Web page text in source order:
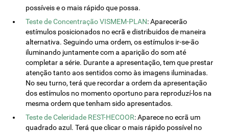
possíveis e o mais rápido que possa.
Teste de Concentração VISMEM-PLAN: Aparecerão
estímulos posicionados no ecrã e distribuidos de maneira
alternativa. Seguindo uma ordem, os estímulos ir-se-ão
iluminando juntamente com a aparição do som até
completar a série. Durante a apresentação, tem que prestar
atenção tanto aos sentidos como às imagens iluminadas.
No seu turno, terá que recordar a ordem da apresentação
dos estímulos no momento oportuno para reproduzí-los na
mesma ordem que tenham sido apresentados.
Teste de Celeridade REST-HECOOR: Aparece no ecrã um
quadrado azul. Terá que clicar o mais rápido possível no